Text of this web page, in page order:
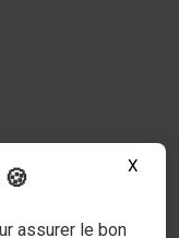
X
assurer le bon